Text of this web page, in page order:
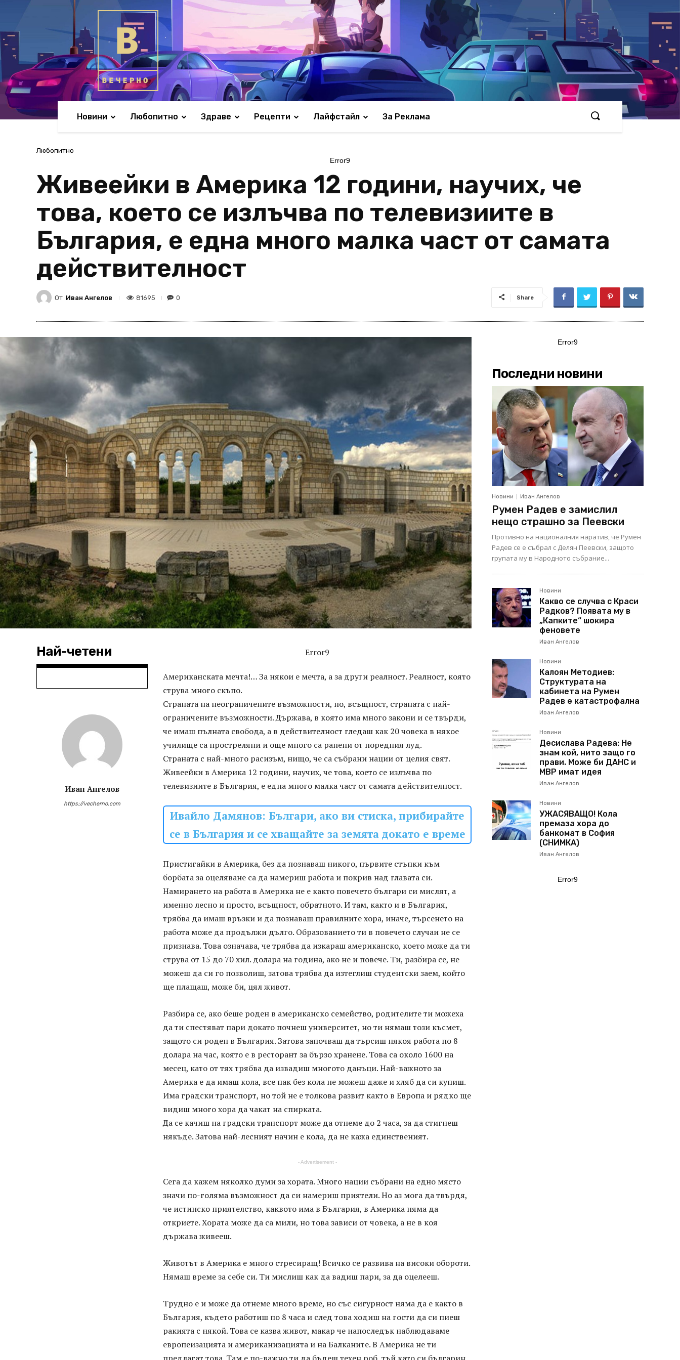
Новини Любопитно Здраве Рецепти Лайфстайл За Реклама
Любопитно
Error9
Живеейки в Америка 12 години, научих, че
това, което се излъчва по телевизиите в
България, е една много малка част от самата
действителност
От Иван Ангелов 81695 0 Share
Най-четени
Иван Ангелов
https://vecherno.com
Error9
Американската мечта!… За някои е мечтa, а за други реалност. Реалност, която
струва много скъпо.
Страната на неограничените възможности, но, всъщност, страната с най-
ограничените възможности. Държава, в която има много закони и се твърди,
че имаш пълната свобода, а в действителност гледаш как 20 човека в някое
училище са простреляни и още много са ранени от поредния луд.
Страната с най-много расизъм, нищо, че са събрани нации от целия свят.
Живеейки в Америка 12 години, научих, че това, което се излъчва по
телевизиите в България, е една много малка част от самата действителност.
Ивайло Дамянов: Българи, ако ви стиска, прибирайте
се в България и се хващайте за земята докато е време
Пристигайки в Америка, без да познаваш никого, първите стъпки към
борбата за оцеляване са да намериш работа и покрив над главата си.
Намирането на работа в Америка не е както повечето българи си мислят, а
именно лесно и просто, всъщност, обратното. И там, както и в България,
трябва да имаш връзки и да познаваш правилните хора, иначе, търсенето на
работа може да продължи дълго. Образованието ти в повечето случаи не се
признава. Това означава, че трябва да изкараш американско, което може да ти
струва от 15 до 70 хил. долара на година, ако не и повече. Ти, разбира се, не
можеш да си го позволиш, затова трябва да изтеглиш студентски заем, който
ще плащаш, може би, цял живот.
Разбира се, ако беше роден в американско семейство, родителите ти можеха
да ти спестяват пари докато почнеш университет, но ти нямаш този късмет,
защото си роден в България. Затова започваш да търсиш някоя работа по 8
долара на час, която е в ресторант за бързо хранене. Това са около 1600 на
месец, като от тях трябва да извадиш многото данъци. Най-важното за
Америка е да имаш кола, все пак без кола не можеш даже и хляб да си купиш.
Има градски транспорт, но той не е толкова развит както в Европа и рядко ще
видиш много хора да чакат на спирката.
Да се качиш на градски транспорт може да отнеме до 2 часа, за да стигнеш
някъде. Затова най-лесният начин е кола, да не кажа единственият.
- Advertisement -
Сега да кажем няколко думи за хората. Много нации събрани на едно място
значи по-голяма възможност да си намериш приятели. Но аз мога да твърдя,
че истинско приятелство, каквото има в България, в Америка няма да
откриете. Хората може да са мили, но това зависи от човека, а не в коя
държава живееш.
Животът в Америка е много стресиращ! Всичко се развива на високи обороти.
Нямаш време за себе си. Ти мислиш как да вадиш пари, за да оцелееш.
Трудно е и може да отнеме много време, но със сигурност няма да е както в
България, където работиш по 8 часа и след това ходиш на гости да си пиеш
ракията с някой. Това се казва живот, макар че напоследък наблюдаваме
европеизацията и американизацията и на Балканите. В Америка не ти
Error9
Последни новини
Новини Иван Ангелов
Румен Радев е замислил
нещо страшно за Пеевски
Противно на националния наратив, че Румен
Радев се е събрал с Делян Пеевски, защото
групата му в Народното събрание...
Новини
Какво се случва с Краси
Радков? Появата му в
„Капките“ шокира
феновете
Иван Ангелов
Новини
Калоян Методиев:
Структурата на
кабинета на Румен
Радев е катастрофална
Иван Ангелов
Новини
Десислава Радева: Не
знам кой, нито защо го
прави. Може би ДАНС и
МВР имат идея
Иван Ангелов
Новини
УЖАСЯВАЩО! Кола
премаза хора до
банкомат в София
(СНИМКА)
Иван Ангелов
Error9